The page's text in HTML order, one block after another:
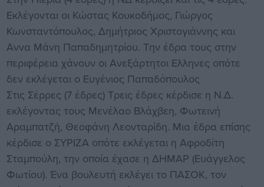
Εκλέγονται οι Κώστας Κουκοδήμος, Γιώργος
Κωνσταντόπουλος, Δημήτριος Χριστογιάννης και
Αννα Μάνη Παπαδημητρίου. Την έδρα τους στην
περιφέρεια χάνουν οι Ανεξάρτητοι Ελληνες οπότε
δεν εκλέγεται ο Ευγένιος Παπαδόπουλος
Στις Σέρρες (7 έδρες) Τρεις έδρες κέρδισε η Ν.Δ.
εκλέγοντας τους Μενέλαο Βλάχβεη, Φωτεινή
Αραμπατζή, Θεοφάνη Λεονταρίδη. Μια έδρα επίσης
κέρδισε ο ΣΥΡΙΖΑ οπότε εκλέγεται η Αφροδίτη
Σταμπούλη, την οποία έχασε η ΔΗΜΑΡ (Ευάγγελος
Φωτίου). Ένα βουλευτή εκλέγει το ΠΑΣΟΚ, τον